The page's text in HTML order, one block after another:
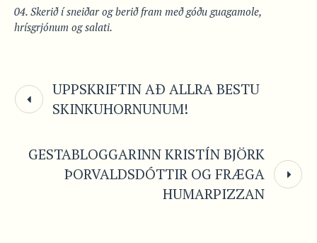
Skerið í sneiðar og berið fram með góðu guagamole,
hrísgrjónum og salati.
UPPSKRIFTIN AÐ ALLRA BESTU
SKINKUHORNUNUM!
GESTABLOGGARINN KRISTÍN BJÖRK
ÞORVALDSDÓTTIR OG FRÆGA
HUMARPIZZAN